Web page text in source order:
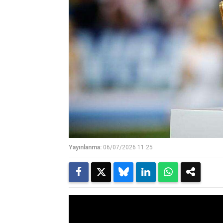
Yayınlanma: 06/07/2026 11:25